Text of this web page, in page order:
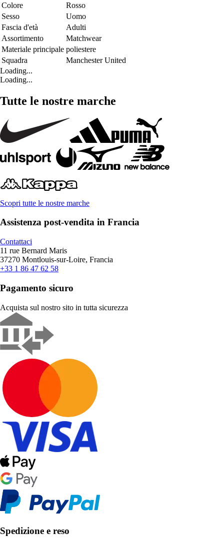
Colore
Rosso
Sesso
Uomo
Fascia d'età
Adulti
Assortimento
Matchwear
Materiale principale poliestere
Squadra
Manchester United
Loading...
Loading...
Tutte le nostre marche
Scopri tutte le nostre marche
Assistenza post-vendita in Francia
Contattaci
11 rue Bernard Maris
37270 Montlouis-sur-Loire, Francia
+33 1 86 47 62 58
Pagamento sicuro
Acquista sul nostro sito in tutta sicurezza
Spedizione e reso